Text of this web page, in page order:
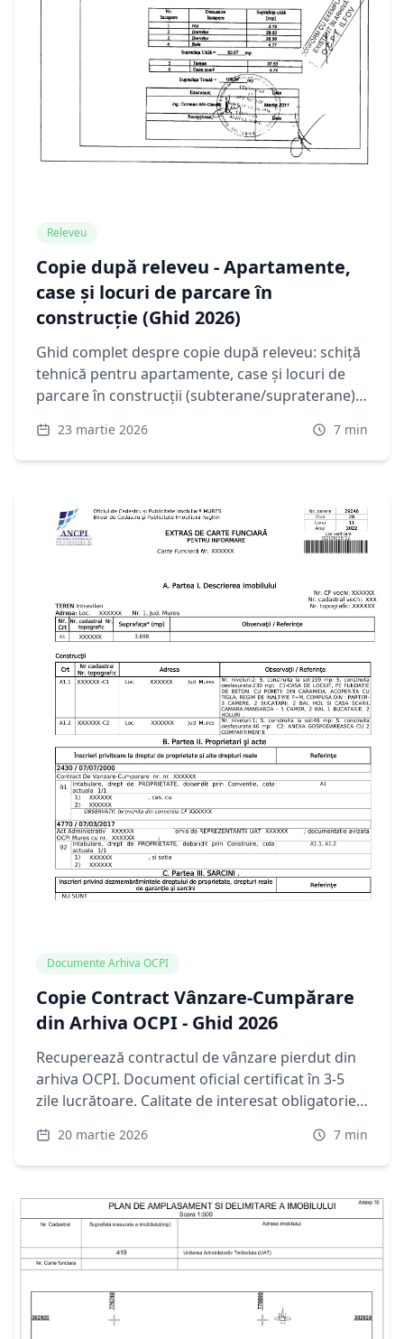
Releveu
Copie după releveu - Apartamente,
case și locuri de parcare în
construcție (Ghid 2026)
Ghid complet despre copie după releveu: schiță
tehnică pentru apartamente, case și locuri de
parcare în construcții (subterane/supraterane).
cadastral și PAD pentru terenuri, cum o obții
online.
23 martie 2026 7 min
Documente Arhiva OCPI
Copie Contract Vânzare-Cumpărare
din Arhiva OCPI - Ghid 2026
Recuperează contractul de vânzare pierdut din
arhiva OCPI. Document oficial certificat în 3-5
zile lucrătoare. Calitate de interesat obligatorie.
20 martie 2026 7 min